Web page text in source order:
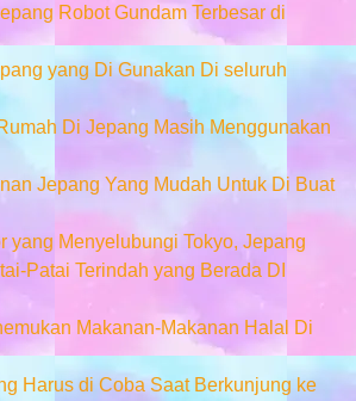
Robot Gundam Terbesar di
yang Di Gunakan Di seluruh
Di Jepang Masih Menggunakan
Jepang Yang Mudah Untuk Di Buat
yang Menyelubungi Tokyo, Jepang
Patai Terindah yang Berada DI
Makanan-Makanan Halal Di
Harus di Coba Saat Berkunjung ke